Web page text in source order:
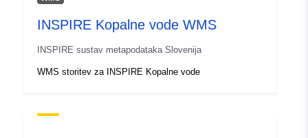
INSPIRE Kopalne vode WMS
INSPIRE sustav metapodataka Slovenija
WMS storitev za INSPIRE Kopalne vode